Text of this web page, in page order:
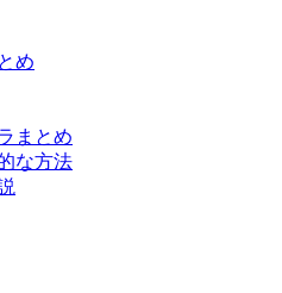
め
まとめ
な方法